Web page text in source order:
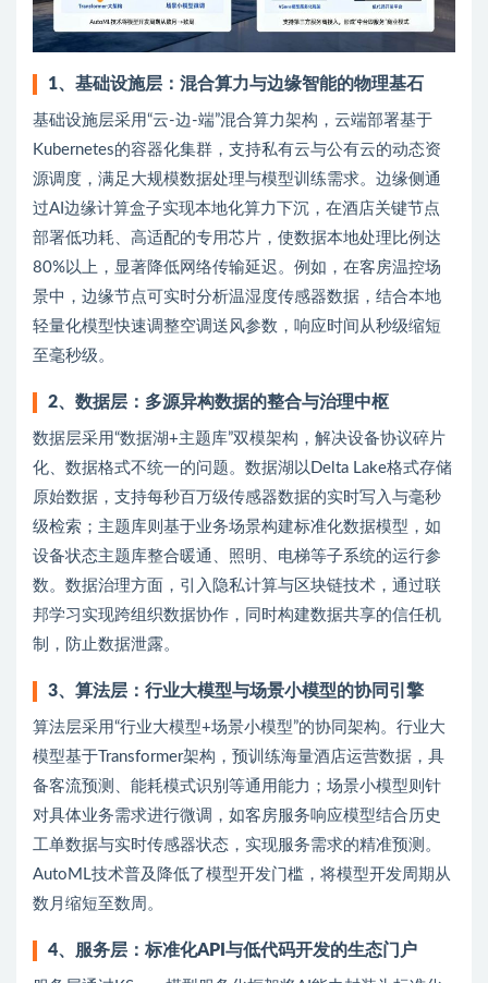
1、基础设施层：混合算力与边缘智能的物理基石
基础设施层采用“云-边-端”混合算力架构，云端部署基于
Kubernetes的容器化集群，支持私有云与公有云的动态资
源调度，满足大规模数据处理与模型训练需求。边缘侧通
过AI边缘计算盒子实现本地化算力下沉，在酒店关键节点
部署低功耗、高适配的专用芯片，使数据本地处理比例达
80%以上，显著降低网络传输延迟。例如，在客房温控场
景中，边缘节点可实时分析温湿度传感器数据，结合本地
轻量化模型快速调整空调送风参数，响应时间从秒级缩短
至毫秒级。
2、数据层：多源异构数据的整合与治理中枢
数据层采用“数据湖+主题库”双模架构，解决设备协议碎片
化、数据格式不统一的问题。数据湖以Delta Lake格式存储
原始数据，支持每秒百万级传感器数据的实时写入与毫秒
级检索；主题库则基于业务场景构建标准化数据模型，如
设备状态主题库整合暖通、照明、电梯等子系统的运行参
数。数据治理方面，引入隐私计算与区块链技术，通过联
邦学习实现跨组织数据协作，同时构建数据共享的信任机
制，防止数据泄露。
3、算法层：行业大模型与场景小模型的协同引擎
算法层采用“行业大模型+场景小模型”的协同架构。行业大
模型基于Transformer架构，预训练海量酒店运营数据，具
备客流预测、能耗模式识别等通用能力；场景小模型则针
对具体业务需求进行微调，如客房服务响应模型结合历史
工单数据与实时传感器状态，实现服务需求的精准预测。
AutoML技术普及降低了模型开发门槛，将模型开发周期从
数月缩短至数周。
4、服务层：标准化API与低代码开发的生态门户